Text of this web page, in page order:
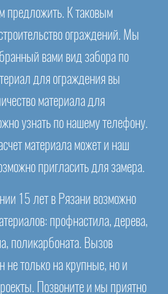
предложить. К таковым
ограждений. Мы
вами вид забора по
для ограждения вы
материала для
узнать по нашему телефону.
материала может и наш
пригласить для замера.
15 лет в Рязани возможно
профнастила, дерева,
поликарбоната. Вызов
не только на крупные, но и
Позвоните и мы приятно